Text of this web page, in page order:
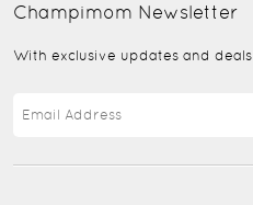
Champimom Newsletter
With exclusive updates and deals